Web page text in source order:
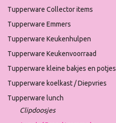
Tupperware Collector items
Tupperware Emmers
Tupperware Keukenhulpen
Tupperware Keukenvoorraad
Tupperware kleine bakjes en potjes
Tupperware koelkast / Diepvries
Tupperware lunch
Clipdoosjes